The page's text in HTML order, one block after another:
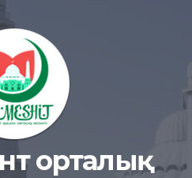
орталық